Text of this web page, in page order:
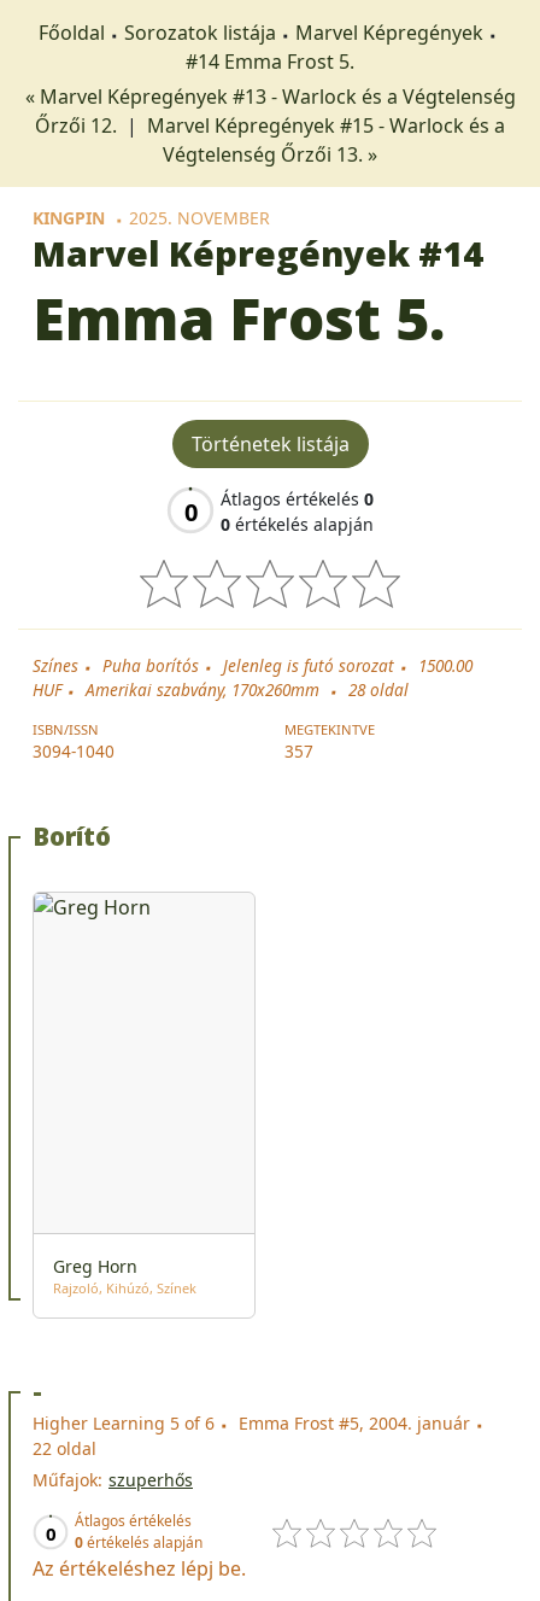
Főoldal Sorozatok listája
Marvel Képregények
#14 Emma Frost 5.
« Marvel Képregények #13 - Warlock és a Végtelenség
Őrzői 12. | Marvel Képregények #15 - Warlock és a
Végtelenség Őrzői 13. »
KINGPIN 2025. NOVEMBER
Marvel Képregények #14
Emma Frost 5.
Történetek listája
0 Átlagos értékelés 0
0 értékelés alapján
Színes Puha borítós Jelenleg is futó sorozat
1500.00
HUF
Amerikai szabvány, 170x260mm 28oldal
ISBN/ISSN
3094-1040
MEGTEKINTVE
357
Borító
Greg Horn
Rajzoló Kihúzó Színek
-
Higher Learning 5 of 6
Emma Frost #5, 2004. január
22 oldal
Műfajok: szuperhős
0
Átlagos értékelés
0értékelés alapján
Az értékeléshez lépj be.